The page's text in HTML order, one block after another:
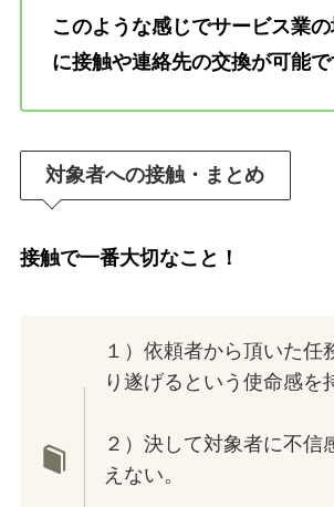
このような感じでサービス業
に接触や連絡先の交換が可能で
対象者への接触・まとめ
接触で一番大切なこと！
１）依頼者から頂いた任
り遂げるという使命感を
２）決して対象者に不信
えない。